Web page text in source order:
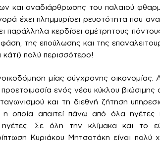
και αναδιάρθρωσης του παλαιού
έχει πλημμυρίσει ρευστότητα που
παράλληλα κερδίσει αμέτρητους
της επούλωσης και της
κάτι) πολύ περισσότερο!
μίας σύγχρονης οικονομίας.
ενός νέου κύκλου
και τη διεθνή ζήτηση
η οποία απαιτεί πάνω από όλα
Σε όλη την κλίμακα και το
Κυριάκου Μητσοτάκη είναι πολύ